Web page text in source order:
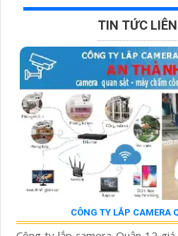
TIN TỨC
CÔNG TY LẮP CAMERA